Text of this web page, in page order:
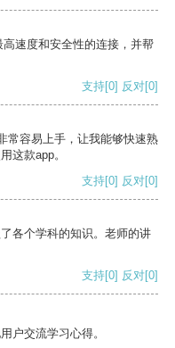
速度和安全性的连接，并帮
支持[0] 反对[0]
常容易上手，让我能够快速熟
这款app。
支持[0] 反对[0]
各个学科的知识。老师的讲
支持[0] 反对[0]
户交流学习心得。